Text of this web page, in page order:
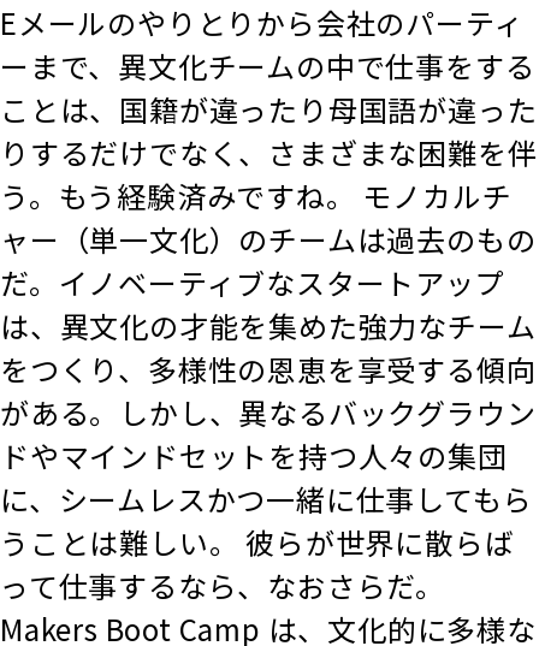
Eメールのやりとりから会社のパーティ
ーまで、異文化チームの中で仕事をする
ことは、国籍が違ったり母国語が違った
りするだけでなく、さまざまな困難を伴
う。もう経験済みですね。 モノカルチ
ャー（単一文化）のチームは過去のもの
だ。イノベーティブなスタートアップ
は、異文化の才能を集めた強力なチーム
をつくり、多様性の恩恵を享受する傾向
がある。しかし、異なるバックグラウン
ドやマインドセットを持つ人々の集団
に、シームレスかつ一緒に仕事してもら
うことは難しい。 彼らが世界に散らば
って仕事するなら、なおさらだ。
Makers Boot Camp は、文化的に多様な